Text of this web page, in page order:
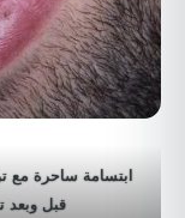
ابتسامة ساحرة مع
قبل وبعد